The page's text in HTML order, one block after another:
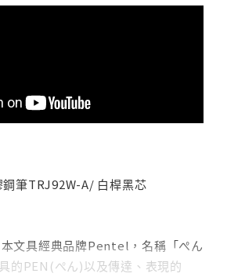
筆TRJ92W-A/ 白桿黑芯
文具經典品牌Pentel，名稱「ぺん
的PEN(ぺん)以及傳達、表現的